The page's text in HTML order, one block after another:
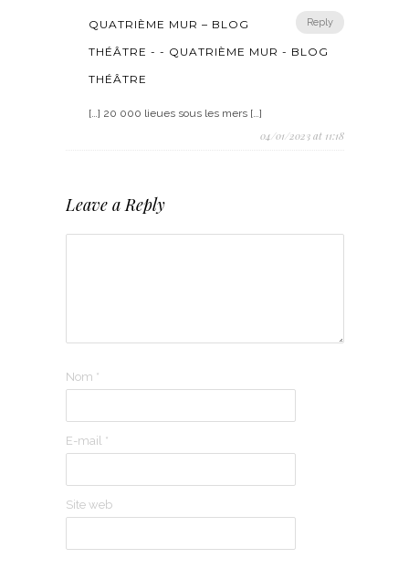
Reply
QUATRIÈME MUR – BLOG
THÉÂTRE - - QUATRIÈME MUR - BLOG
THÉÂTRE
[…] 20 000 lieues sous les mers […]
04/01/2023 at 11:18
Leave a Reply
Nom *
E-mail *
Site web